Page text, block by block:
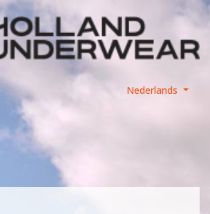
Nederlands